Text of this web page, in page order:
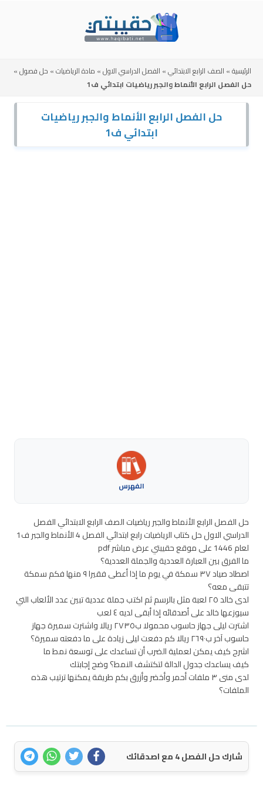
الرئيسية» الصف الرابع الابتدائي» الفصل الدراسي الاول» مادة الرياضيات» حل فصول»
حل الفصل الرابع الأنماط والجبر رياضيات ابتدائي ف1
حل الفصل الرابع الأنماط والجبر رياضيات
ابتدائي ف1
الفهرس
حل الفصل الرابع الأنماط والجبر رياضيات الصف الرابع الابتدائي الفصل
الدراسي الاول حل كتاب الرياضيات رابع ابتدائي الفصل 4 الأنماط والجبر ف1
لعام 1446 على موقع حقيبتي عرض مباشر pdf
ما الفرق بين العبارة العددية والجملة العددية؟
اصطاد صياد ٣٧ سمكة في يوم ما إذا أعطى فقيرا ٩ منها فكم سمكة
تتبقى معه؟
لدى خالد ٢٥ لعبة مثل بالرسم ثم اكتب جملة عددية تبين عدد الألعاب التي
سيوزعها خالد على أصدقائه إذا أبقى لديه ٤ لعب
اشترت ليلى جهاز حاسوب محمولا ب٢٧٣٥ ريالا واشترت سميرة جهاز
حاسوب آخر ب٢٦٩٠ ريالا كم دفعت ليلى زيادة على ما دفعته سميرة؟
اشرح كيف يمكن لعملية الضرب أن تساعدك على توسعة نمط ما
كيف يساعدك جدول الدالة لتكتشف النمط؟ وضح إجابتك
لدى منى ٣ ملفات أحمر وأخضر وأزرق بكم طريقة يمكنها ترتيب هذه
الملفات؟
شارك حل الفصل 4 مع اصدقائك